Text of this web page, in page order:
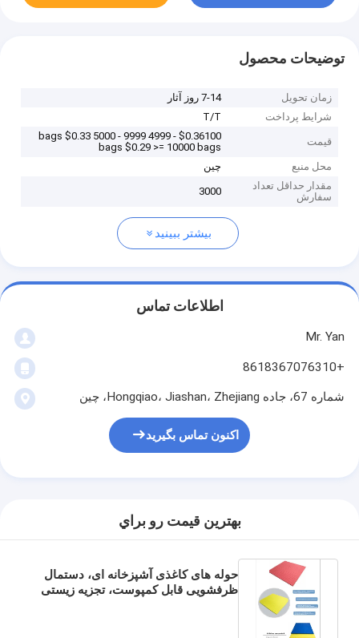
توضیحات محصول
زمان تحویل
7-14 روز آثار
شرایط پرداخت
T/T
قیمت
$0.36100 - 4999 bags $0.33 5000 - 9999
bags $0.29 >= 10000 bags
محل منبع
چین
مقدار حداقل تعداد
سفارش
3000
بیشتر ببینید
اطلاعات تماس
Mr. Yan
+8618367076310
شماره 67، جاده Hongqiao، Jiashan، Zhejiang، چین
اکنون تماس بگیرید
بهترين قيمت رو براي
حوله های کاغذی آشپزخانه ای، دستمال
ظرفشویی قابل کمپوست، تجزیه زیستی